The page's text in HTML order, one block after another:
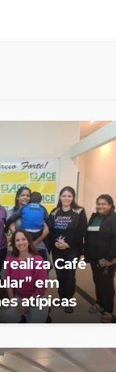
realiza Café
em
atípicas